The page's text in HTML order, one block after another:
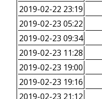
2019-02-22 23:19
2019-02-23 05:22
2019-02-23 09:34
2019-02-23 11:28
2019-02-23 19:00
2019-02-23 19:16
2019-02-23 21:12